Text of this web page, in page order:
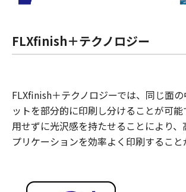
FLXfinish＋テクノロジー
FLXfinish＋テクノロジーでは、同じ面
ットを部分的に印刷し分けることが可
用せずに光沢感を持たせることにより
プリケーションを効率よく印刷すること